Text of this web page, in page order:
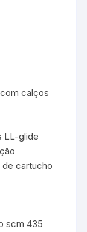
calços
LL-glide
cartucho
scm 435